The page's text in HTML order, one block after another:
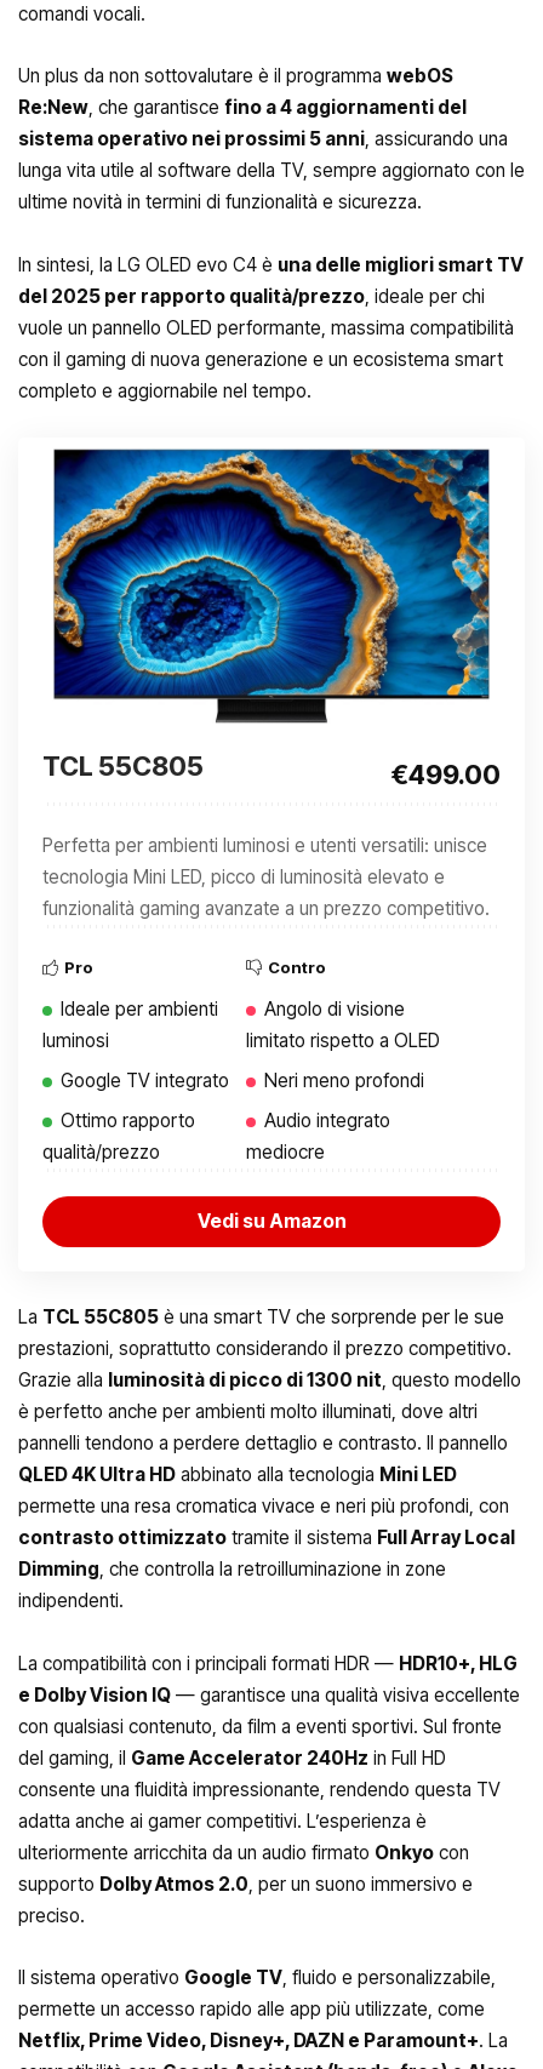
comandi vocali.
Un plus da non sottovalutare è il programma webOS
Re:New, che garantisce fino a 4 aggiornamenti del
sistema operativo nei prossimi 5 anni, assicurando una
lunga vita utile al software della TV, sempre aggiornato con le
ultime novità in termini di funzionalità e sicurezza.
In sintesi, la LG OLED evo C4 è una delle migliori smart TV
del 2025 per rapporto qualità/prezzo, ideale per chi
vuole un pannello OLED performante, massima compatibilità
con il gaming di nuova generazione e un ecosistema smart
completo e aggiornabile nel tempo.
TCL 55C805 €499.00
Perfetta per ambienti luminosi e utenti versatili: unisce
tecnologia Mini LED, picco di luminosità elevato e
funzionalità gaming avanzate a un prezzo competitivo.
Pro
Ideale per ambienti
luminosi
Google TV integrato
Ottimo rapporto
qualità/prezzo
Contro
Angolo di visione
limitato rispetto a OLED
Neri meno profondi
Audio integrato
mediocre
Vedi su Amazon
La TCL 55C805 è una smart TV che sorprende per le sue
prestazioni, soprattutto considerando il prezzo competitivo.
Grazie alla luminosità di picco di 1300 nit, questo modello
è perfetto anche per ambienti molto illuminati, dove altri
pannelli tendono a perdere dettaglio e contrasto. Il pannello
QLED 4K Ultra HD abbinato alla tecnologia Mini LED
permette una resa cromatica vivace e neri più profondi, con
contrasto ottimizzato tramite il sistema Full Array Local
Dimming, che controlla la retroilluminazione in zone
indipendenti.
La compatibilità con i principali formati HDR — HDR10+, HLG
e Dolby Vision IQ — garantisce una qualità visiva eccellente
con qualsiasi contenuto, da film a eventi sportivi. Sul fronte
del gaming, il Game Accelerator 240Hz in Full HD
consente una fluidità impressionante, rendendo questa TV
adatta anche ai gamer competitivi. L’esperienza è
ulteriormente arricchita da un audio firmato Onkyo con
supporto Dolby Atmos 2.0, per un suono immersivo e
preciso.
Il sistema operativo Google TV, fluido e personalizzabile,
permette un accesso rapido alle app più utilizzate, come
Netflix, Prime Video, Disney+, DAZN e Paramount+. La